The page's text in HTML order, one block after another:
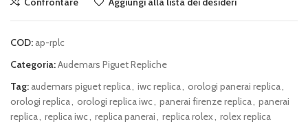
COD: ap-rplc
Categoria:Audemars Piguet Repliche
Tag: audemars piguet replica, iwc replica, orologi panerai replica,
orologi replica, orologi replica iwc, panerai firenze replica, panerai
replica, replica iwc, replica panerai, replica rolex, rolex replica